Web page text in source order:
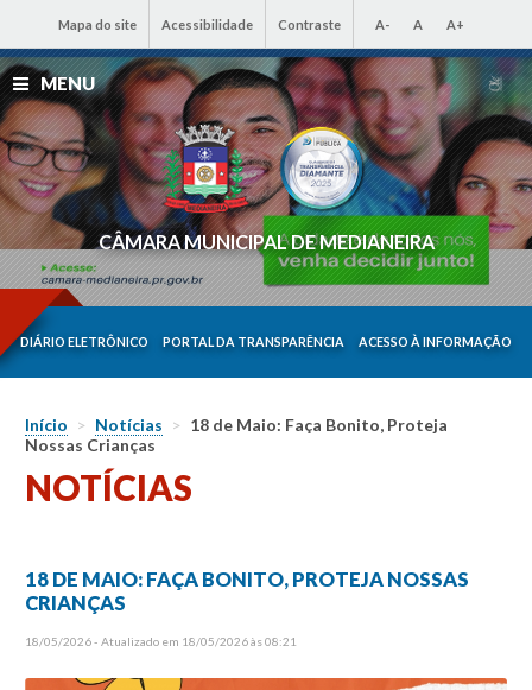
Mapa do site Acessibilidade Contraste A- A A+
MENU
CÂMARA MUNICIPAL DE MEDIANEIRA
DIÁRIO ELETRÔNICO PORTAL DA TRANSPARÊNCIA ACESSO À INFORMAÇÃO
Início > Notícias > 18 de Maio: Faça Bonito, Proteja
Nossas Crianças
NOTÍCIAS
18 DE MAIO: FAÇA BONITO, PROTEJA NOSSAS
CRIANÇAS
18/05/2026 - Atualizado em 18/05/2026 às 08:21